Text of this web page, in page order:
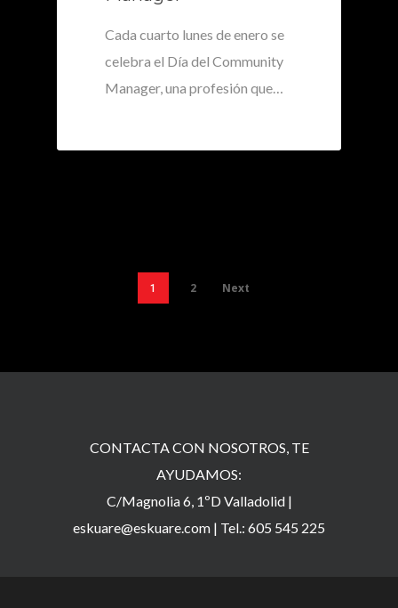
Cada cuarto lunes de enero se
celebra el Día del Community
Manager, una profesión que…
1 2 Next
CONTACTA CON NOSOTROS, TE
AYUDAMOS:
C/Magnolia 6, 1ºD Valladolid |
eskuare@eskuare.com | Tel.: 605 545 225